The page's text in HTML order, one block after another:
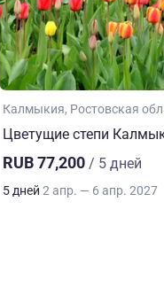
Калмыкия Ростовская
Цветущие степи
RUB 77,200 / 5 дней
5 дней 2 апр. — 6 апр. 2027